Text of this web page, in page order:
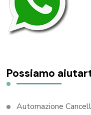
Possiamo
Automazione